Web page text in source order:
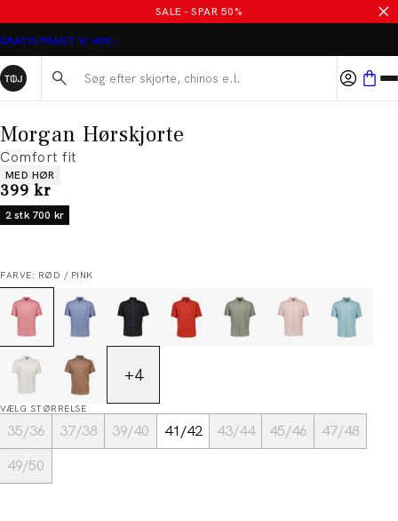
SALE - SPAR 50%
GRATIS FRAGT V/ 499,-
Søg her...
Morgan Hørskjorte
Comfort fit
Produkt egenskaber
MED HØR
I alt (inkl. rabat)
399 kr
2 stk 700 kr
FARVE: RØD / PINK
+4
VÆLG STØRRELSE
35/36 37/38 39/40 41/42 43/44 45/46
47/48
49/50